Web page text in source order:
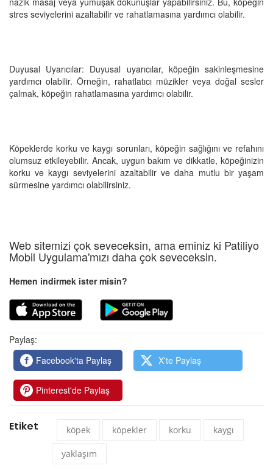
stres seviyelerini azaltabilir ve rahatlamasına yardımcı olabilir.
Duyusal Uyarıcılar: Duyusal uyarıcılar, köpeğin sakinleşmesine
yardımcı olabilir. Örneğin, rahatlatıcı müzikler veya doğal sesler
çalmak, köpeğin rahatlamasına yardımcı olabilir.
Köpeklerde korku ve kaygı sorunları, köpeğin sağlığını ve refahını
olumsuz etkileyebilir. Ancak, uygun bakım ve dikkatle, köpeğinizin
korku ve kaygı seviyelerini azaltabilir ve daha mutlu bir yaşam
sürmesine yardımcı olabilirsiniz.
Web sitemizi çok seveceksin, ama eminiz ki Patiliyo
Mobil Uygulama'mızı daha çok seveceksin.
Hemen indirmek ister misin?
Paylaş:
Facebook'ta Paylaş
X'te Paylaş
Pinterest'de Paylaş
Etiket köpek köpekler korku kaygı
yaklaşım